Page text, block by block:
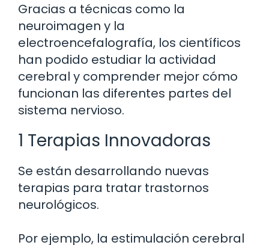
Gracias a técnicas como la
neuroimagen y la
electroencefalografía, los científicos
han podido estudiar la actividad
cerebral y comprender mejor cómo
funcionan las diferentes partes del
sistema nervioso.
1 Terapias Innovadoras
Se están desarrollando nuevas
terapias para tratar trastornos
neurológicos.
Por ejemplo, la estimulación cerebral